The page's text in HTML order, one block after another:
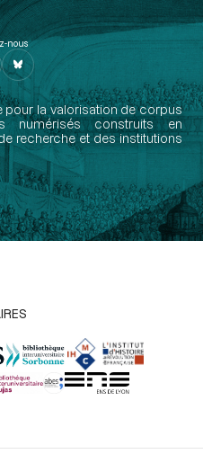
nous
pour la valorisation de corpus
numérisés construits en
recherche et des institutions